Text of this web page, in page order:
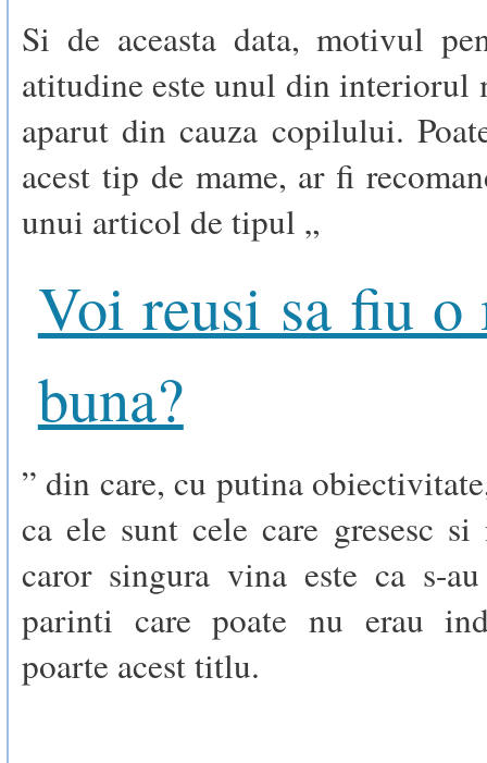
Si de aceasta data, motivul
atitudine este unul din interiorul
aparut din cauza copilului.
acest tip de mame, ar fi
unui articol de tipul „
Voi reusi sa fiu o
buna?
” din care, cu putina
ca ele sunt cele care gresesc
caror singura vina este ca s-
parinti care poate nu erau
poarte acest titlu.